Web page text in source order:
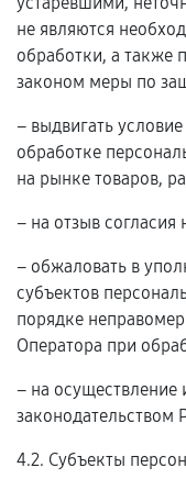
не являются
обработки, а также
законом меры по
– выдвигать
обработке
на рынке товаров,
– на отзыв
– обжаловать в
субъектов
порядке
Оператора при
– на
законодательством
4.2. Субъекты